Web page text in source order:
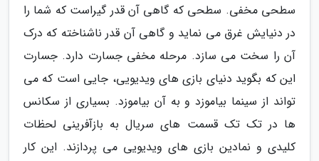
سطحی مخفی. سطحی که گاهی آن قدر گیراست که شما را
در دنیایش غرق می نماید و گاهی آن قدر ناشناخته که درک
آن را سخت می سازد. مرحله مخفی جسارت دارد. جسارت
این که بگوید دنیای بازی های ویدیویی، جایی است که می
تواند از سینما بیاموزد و به آن بیاموزد. بسیاری از سکانس
ها در تک تک قسمت های سریال به بازآفرینی لحظات
کلیدی و نمادین بازی های ویدیویی می پردازند. این کار